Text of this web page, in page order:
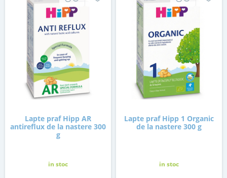
Lapte praf Hipp AR
antireflux de la nastere 300
g
in stoc
Lapte praf Hipp 1 Organic
de la nastere 300 g
in stoc